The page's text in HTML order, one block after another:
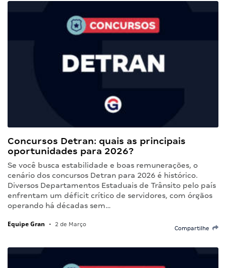
Concursos Detran: quais as principais
oportunidades para 2026?
Se você busca estabilidade e boas remunerações, o
cenário dos concursos Detran para 2026 é histórico.
Diversos Departamentos Estaduais de Trânsito pelo país
enfrentam um déficit crítico de servidores, com órgãos
operando há décadas sem…
Equipe Gran • 2 de Março
Compartilhe